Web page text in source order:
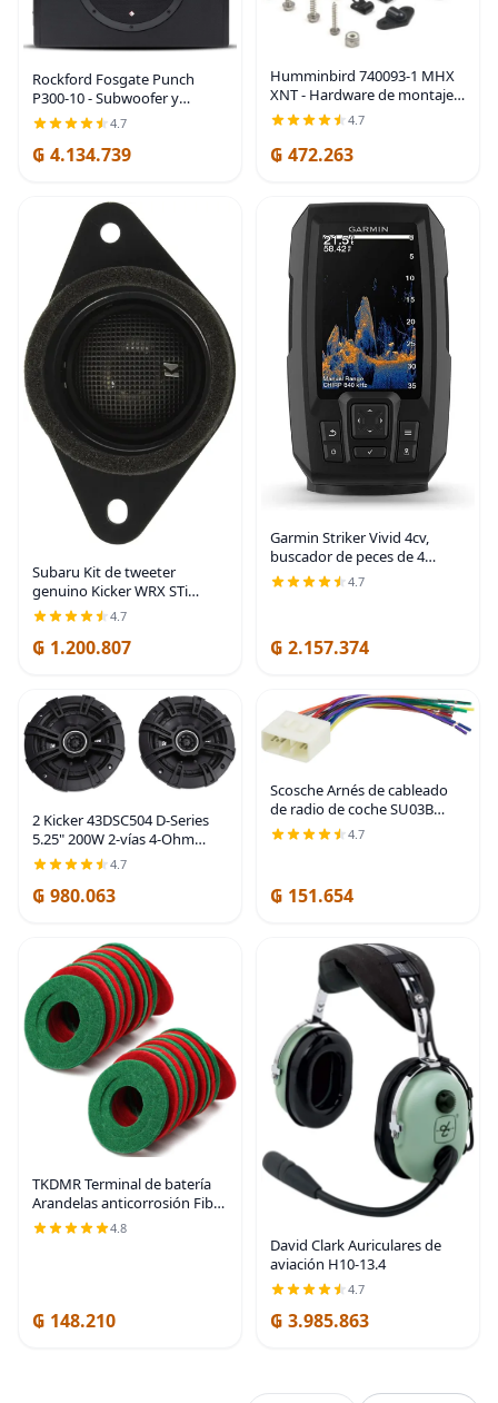
Rockford Fosgate Punch
P300-10 - Subwoofer y
gabinete amplificados de 10
pulgadas, 300 W, color negro
| Todo en uno, submarino
4.7
₲ 4.134.739
Humminbird 740093-1 MHX
XNT - Hardware de montaje
en travesaño4.7
₲ 472.263
Subaru Kit de tweeter
genuino Kicker WRX STi
Forester Crosstrek Impreza
4.7
₲ 1.200.807
Garmin Striker Vivid 4cv,
buscador de peces de 4
pulgadas y transductor de
sonar de color fácil de usar,
4.7
₲ 2.157.374
2 Kicker 43DSC504 D-Series
5.25" 200W 2-vías 4-Ohm
altavoces coaxiales de audio
para coche
4.7
₲ 980.063
Scosche Arnés de cableado
de radio de coche SU03B
compatible con vehículos
Subaru no amplificados 1993-
4.7
₲ 151.654
TKDMR Terminal de batería
Arandelas anticorrosión Fibra
- Arandelas de batería
Protector de terminal de
4.8
₲ 148.210
David Clark Auriculares de
aviación H10-13.4
4.7
₲ 3.985.863